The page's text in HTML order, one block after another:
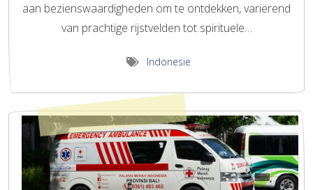
aan bezienswaardigheden om te ontdekken, variërend
van prachtige rijstvelden tot spirituele…
Indonesië